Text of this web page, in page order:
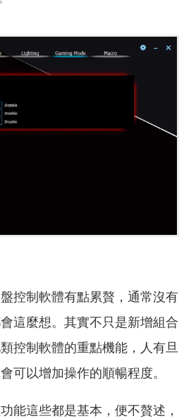
控制軟體有點累贅，通常沒有
這麼想。其實不只是新增組合
控制軟體的重點機能，人有旦
可以增加操作的順暢程度。
能這些都是基本，便不贅述，